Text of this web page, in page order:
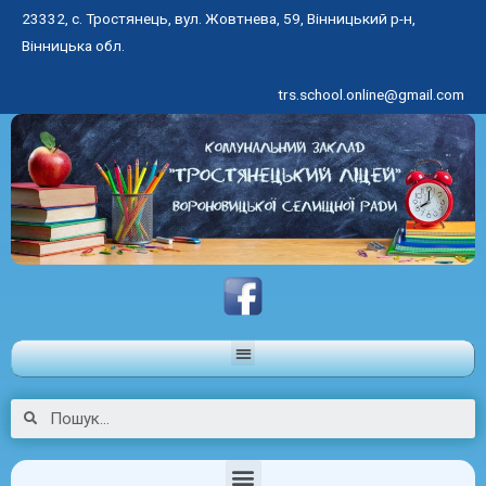
23332, с. Тростянець, вул. Жовтнева, 59, Вінницький р-н,
Вінницька обл.
trs.school.online@gmail.com